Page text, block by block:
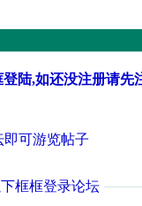
陆,如还没注册请先
可游览帖子
框框登录论坛